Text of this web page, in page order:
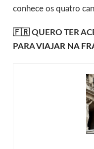
conhece os quatro
🇫🇷 QUERO TER
PARAVIAJAR NA